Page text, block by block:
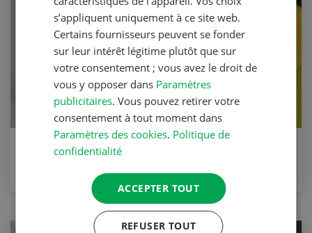
Truffes à la Damassine
VERS LA RECETTE
s’appliquent uniquement à ce site web.
Certains fournisseurs peuvent se fonder
sur leur intérêt légitime plutôt que sur
votre consentement ; vous avez le droit de
vous y opposer dans Paramètres
publicitaires. Vous pouvez retirer votre
consentement à tout moment dans
Paramètres des cookies. Politique de
confidentialité
ACCEPTER TOUT
REFUSER TOUT